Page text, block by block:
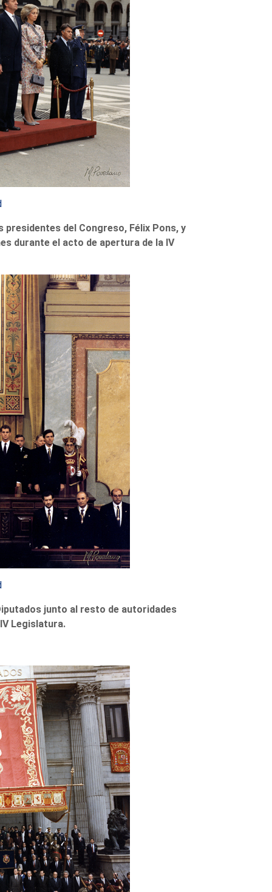
del Congreso, Félix Pons, y
durante el acto de apertura de la IV
junto al resto de autoridades
Legislatura.